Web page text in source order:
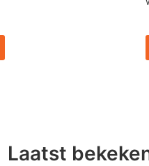
Laatst